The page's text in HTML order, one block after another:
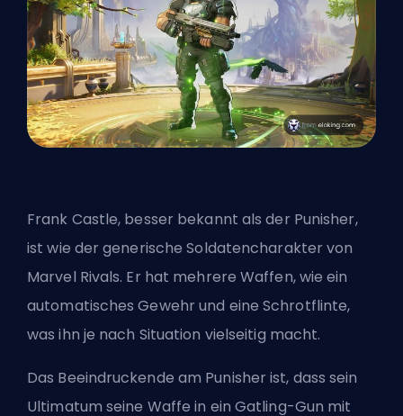
Frank Castle, besser bekannt als der Punisher,
ist wie der generische Soldatencharakter von
Marvel Rivals. Er hat mehrere Waffen, wie ein
automatisches Gewehr und eine Schrotflinte,
was ihn je nach Situation vielseitig macht.
Das Beeindruckende am Punisher ist, dass sein
Ultimatum seine Waffe in ein Gatling-Gun mit